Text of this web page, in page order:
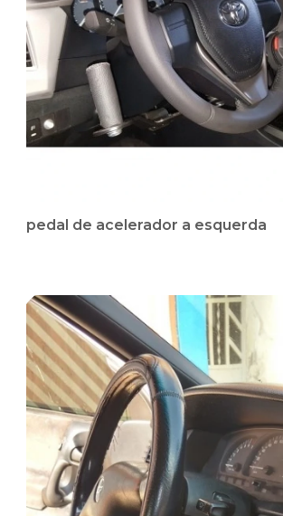
pedal de acelerador a esquerda